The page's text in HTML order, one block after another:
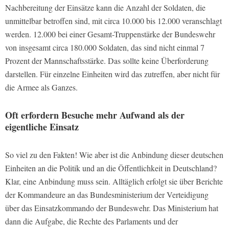
Nachbereitung der Einsätze kann die Anzahl der Soldaten, die
unmittelbar betroffen sind, mit circa 10.000 bis 12.000 veranschlagt
werden. 12.000 bei einer Gesamt-Truppenstärke der Bundeswehr
von insgesamt circa 180.000 Soldaten, das sind nicht einmal 7
Prozent der Mannschaftsstärke. Das sollte keine Überforderung
darstellen. Für einzelne Einheiten wird das zutreffen, aber nicht für
die Armee als Ganzes.
Oft erfordern Besuche mehr Aufwand als der
eigentliche Einsatz
So viel zu den Fakten! Wie aber ist die Anbindung dieser deutschen
Einheiten an die Politik und an die Öffentlichkeit in Deutschland?
Klar, eine Anbindung muss sein. Alltäglich erfolgt sie über Berichte
der Kommandeure an das Bundesministerium der Verteidigung
über das Einsatzkommando der Bundeswehr. Das Ministerium hat
dann die Aufgabe, die Rechte des Parlaments und der